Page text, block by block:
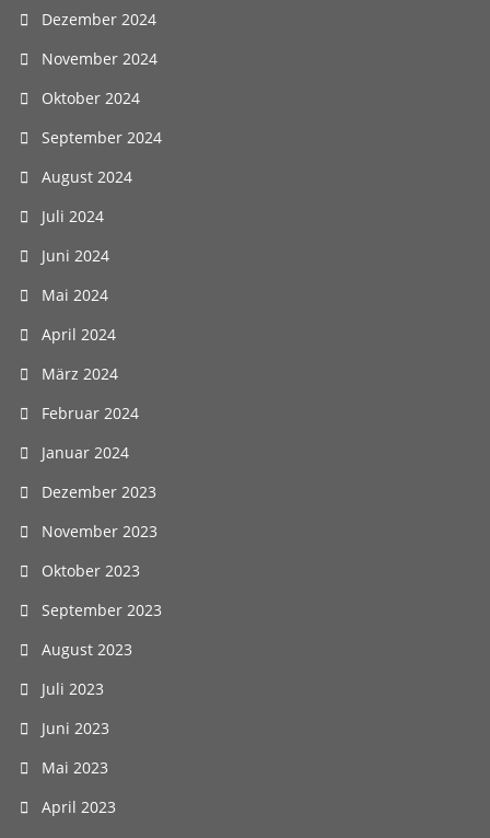
Dezember 2024
November 2024
Oktober 2024
September 2024
August 2024
Juli 2024
Juni 2024
Mai 2024
April 2024
März 2024
Februar 2024
Januar 2024
Dezember 2023
November 2023
Oktober 2023
September 2023
August 2023
Juli 2023
Juni 2023
Mai 2023
April 2023